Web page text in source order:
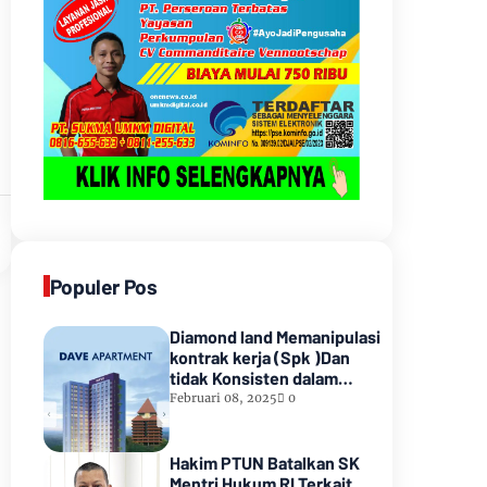
Populer Pos
Diamond land Memanipulasi
kontrak kerja (Spk )Dan
tidak Konsisten dalam
Pembayarannyamenunggak
kedua Meninggal dunia
Februari 08, 2025 0
Hakim PTUN Batalkan SK
Mentri Hukum RI Terkait